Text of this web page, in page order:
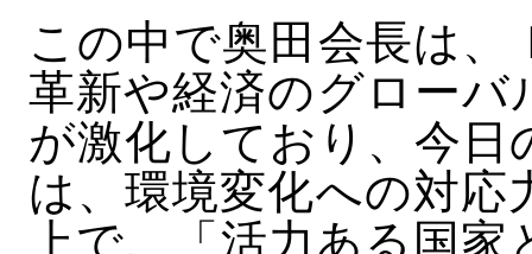
この中で奥田会長は
革新や経済のグローバ
が激化しており、今
は、環境変化への対
上で、「活力ある国